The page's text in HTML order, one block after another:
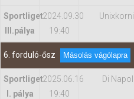
Sportliget
IIl.pálya
2024.09.30
19:40
6. forduló-ősz Másolás vágólapra
Sportliget
I. pálya
2025.06.16
19:40
Di Napoli